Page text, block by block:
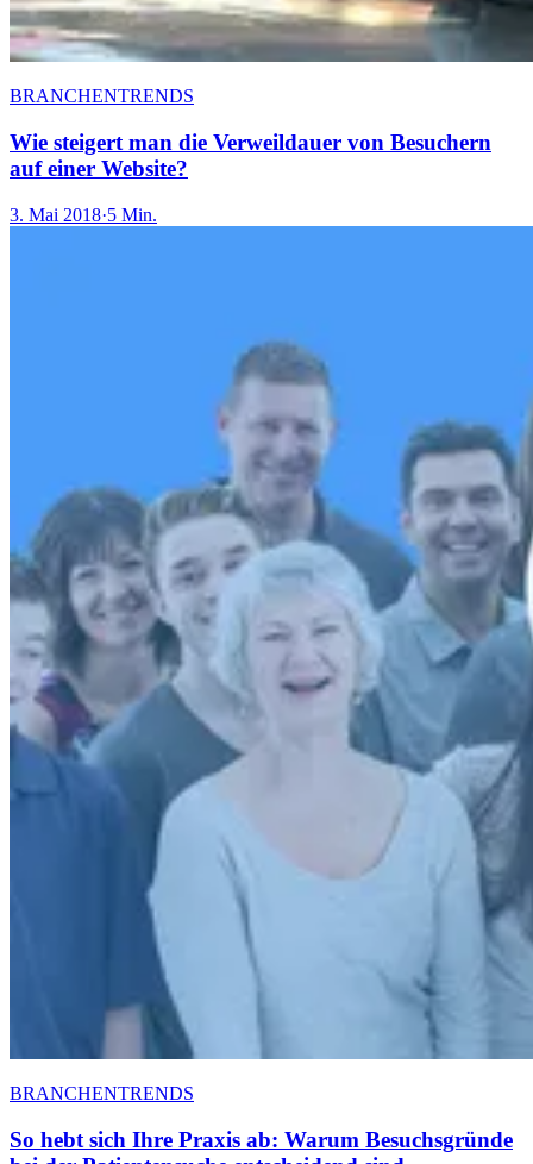
BRANCHENTRENDS
Wie steigert man die Verweildauer von Besuchern
auf einer Website?
3. Mai 2018·5 Min.
BRANCHENTRENDS
So hebt sich Ihre Praxis ab: Warum Besuchsgründe